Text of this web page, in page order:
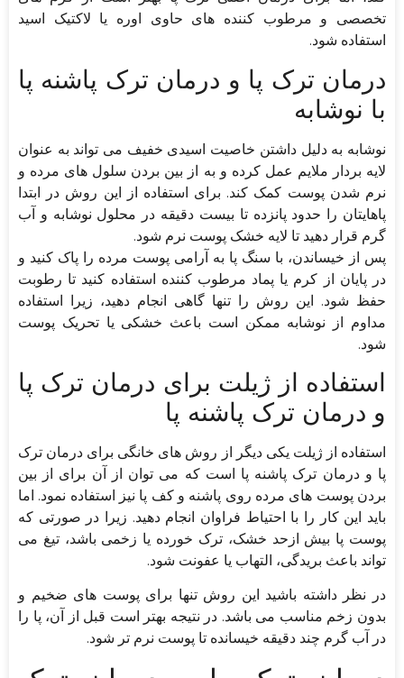
تخصصی و مرطوب کننده های حاوی اوره یا لاکتیک اسید
استفاده شود.
درمان ترک پا و درمان ترک پاشنه پا
با نوشابه
نوشابه به دلیل داشتن خاصیت اسیدی خفیف می تواند به عنوان
لایه بردار ملایم عمل کرده و به از بین بردن سلول های مرده و
نرم شدن پوست کمک کند. برای استفاده از این روش در ابتدا
پاهایتان را حدود پانزده تا بیست دقیقه در محلول نوشابه و آب
گرم قرار دهید تا لایه خشک پوست نرم شود.
پس از خیساندن، با سنگ پا به آرامی پوست مرده را پاک کنید و
در پایان از کرم یا پماد مرطوب کننده استفاده کنید تا رطوبت
حفظ شود. این روش را تنها گاهی انجام دهید، زیرا استفاده
مداوم از نوشابه ممکن است باعث خشکی یا تحریک پوست
شود.
استفاده از ژیلت برای درمان ترک پا
و درمان ترک پاشنه پا
استفاده از ژیلت یکی دیگر از روش های خانگی برای درمان ترک
پا و درمان ترک پاشنه پا است که می توان از آن برای از بین
بردن پوست های مرده روی پاشنه و کف پا نیز استفاده نمود. اما
باید این کار را با احتیاط فراوان انجام دهید. زیرا در صورتی که
پوست پا بیش ازحد خشک، ترک خورده یا زخمی باشد، تیغ می
تواند باعث بریدگی، التهاب یا عفونت شود.
در نظر داشته باشید این روش تنها برای پوست های ضخیم و
بدون زخم مناسب می باشد. در نتیجه بهتر است قبل از آن، پا را
در آب گرم چند دقیقه خیسانده تا پوست نرم تر شود.